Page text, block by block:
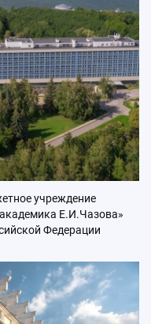
учреждение
Е.И.Чазова»
Федерации